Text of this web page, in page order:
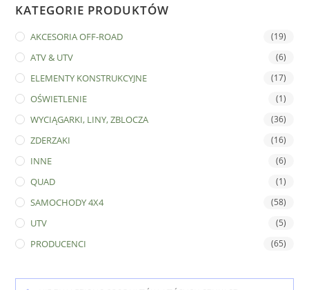
KATEGORIE PRODUKTÓW
AKCESORIA OFF-ROAD (19)
ATV & UTV (6)
ELEMENTY KONSTRUKCYJNE (17)
OŚWIETLENIE (1)
WYCIĄGARKI, LINY, ZBLOCZA (36)
ZDERZAKI (16)
INNE (6)
QUAD (1)
SAMOCHODY 4X4 (58)
UTV (5)
PRODUCENCI (65)